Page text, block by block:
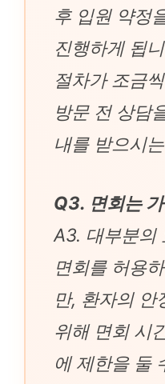
후 입원 약정
진행하게 됩
절차가 조금
방문 전 상담
내를 받으시
Q3. 면회는
A3. 대부분의
면회를 허용
만, 환자의 안
위해 면회 시
에 제한을 둘